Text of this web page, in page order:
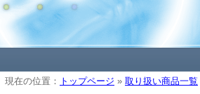
現在の位置： トップページ » 取り扱い商品一覧